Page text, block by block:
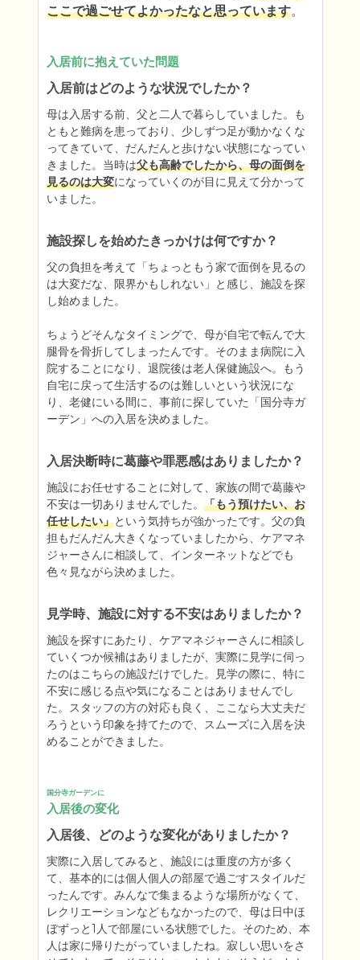
ここで過ごせてよかったなと思っています。
入居前に抱えていた問題
入居前はどのような状況でしたか？
母は入居する前、父と二人で暮らしていました。も
ともと難病を患っており、少しずつ足が動かなくな
ってきていて、だんだんと歩けない状態になってい
きました。当時は父も高齢でしたから、母の面倒を
見るのは大変になっていくのが目に見えて分かって
いました。
施設探しを始めたきっかけは何ですか？
父の負担を考えて「ちょっともう家で面倒を見るの
は大変だな、限界かもしれない」と感じ、施設を探
し始めました。
ちょうどそんなタイミングで、母が自宅で転んで大
腿骨を骨折してしまったんです。そのまま病院に入
院することになり、退院後は老人保健施設へ。もう
自宅に戻って生活するのは難しいという状況にな
り、老健にいる間に、事前に探していた「国分寺ガ
ーデン」への入居を決めました。
入居決断時に葛藤や罪悪感はありましたか？
施設にお任せすることに対して、家族の間で葛藤や
不安は一切ありませんでした。 「もう預けたい、お
任せしたい」という気持ちが強かったです。父の負
担もだんだん大きくなっていましたから、ケアマネ
ジャーさんに相談して、インターネットなどでも
色々見ながら決めました。
見学時、施設に対する不安はありましたか？
施設を探すにあたり、ケアマネジャーさんに相談し
ていくつか候補はありましたが、実際に見学に伺っ
たのはこちらの施設だけでした。見学の際に、特に
不安に感じる点や気になることはありませんでし
た。スタッフの方の対応も良く、ここなら大丈夫だ
ろうという印象を持てたので、スムーズに入居を決
めることができました。
国分寺ガーデンに
入居後の変化
入居後、どのような変化がありましたか？
実際に入居してみると、施設には重度の方が多く
て、基本的には個人個人の部屋で過ごすスタイルだ
ったんです。みんなで集まるような場所がなくて、
レクリエーションなどもなかったので、母は日中ほ
ぼずっと1人で部屋にいる状態でした。そのため、本
人は家に帰りたがっていましたね。寂しい思いをさ